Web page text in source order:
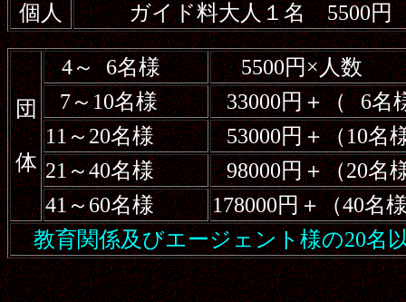
個人
ガイド料大人１名 5500円
団
体
4～ 6名様
5500円×人数
7～10名様
33000円＋（
6名
11～20名様
53000円＋（10名
21～40名様
98000円＋（20名
41～60名様
178000円＋（40名
教育関係及びエージェント様の20名